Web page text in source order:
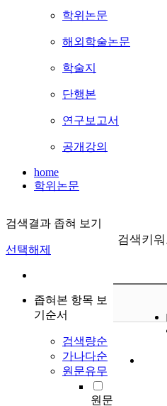
학위논문
해외학술논문
학술지
단행본
연구보고서
공개강의
home
학위논문
검색결과 좁혀 보기
선택해제
좁혀본 항목 보
기순서
검색량순
가나다순
원문유무
원문
검색키